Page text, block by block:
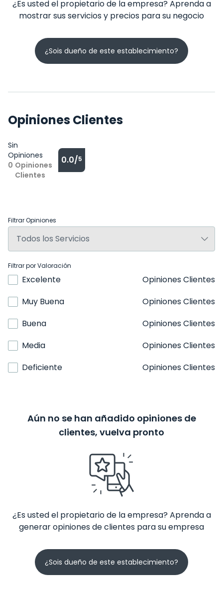
¿Es usted el propietario de la empresa? Aprenda a
mostrar sus servicios y precios para su negocio
¿Sois dueño de este establecimiento?
Opiniones Clientes
Sin
Opiniones
0 Opiniones
Clientes
0.0/5
Filtrar Opiniones
Filtrar por Valoración
Excelente
Opiniones Clientes
Muy Buena
Opiniones Clientes
Buena
Opiniones Clientes
Media
Opiniones Clientes
Deficiente
Opiniones Clientes
Aún no se han añadido opiniones de
clientes, vuelva pronto
¿Es usted el propietario de la empresa? Aprenda a
generar opiniones de clientes para su empresa
¿Sois dueño de este establecimiento?